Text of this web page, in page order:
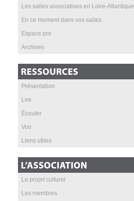
Les salles associatives en Loire-Atlantique
En ce moment dans vos salles
Espace pro
Archives
Présentation
Lire
Écouter
Voir
Liens utiles
Le projet culturel
Les membres